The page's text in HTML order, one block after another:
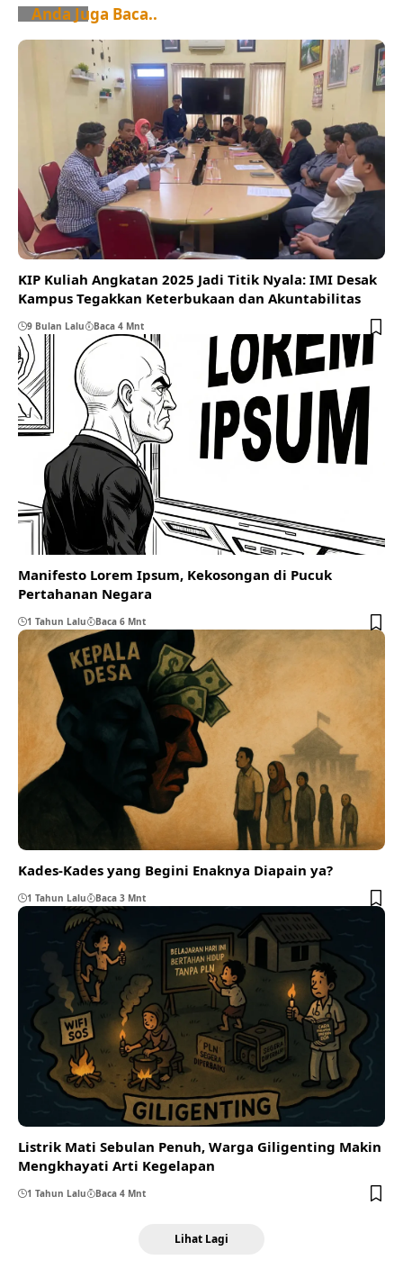
Anda Juga Baca..
KIP Kuliah Angkatan 2025 Jadi Titik Nyala: IMI Desak
Kampus Tegakkan Keterbukaan dan Akuntabilitas
9 Bulan Lalu Baca 4 Mnt
Manifesto Lorem Ipsum, Kekosongan di Pucuk
Pertahanan Negara
1 Tahun Lalu Baca 6 Mnt
Kades-Kades yang Begini Enaknya Diapain ya?
1 Tahun Lalu Baca 3 Mnt
Listrik Mati Sebulan Penuh, Warga Giligenting Makin
Mengkhayati Arti Kegelapan
1 Tahun Lalu Baca 4 Mnt
Lihat Lagi